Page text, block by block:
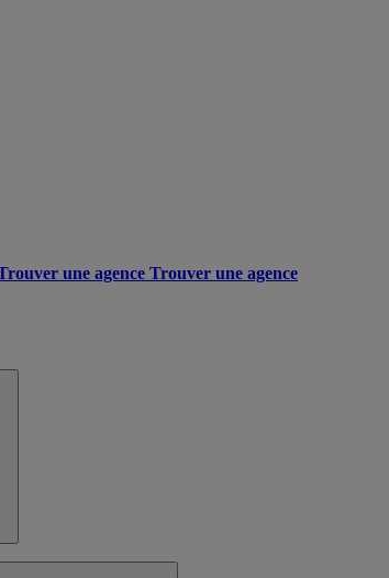
une agence Trouver une agence